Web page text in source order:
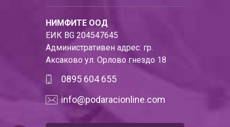
НИМФИТЕ ООД
ЕИК BG 204547645
Административен адрес: гр.
Аксаково ул. Орлово гнездо 18
0895 604 655
info@podaracionline.com